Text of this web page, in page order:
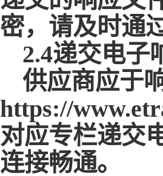
密，请及时通
2.4递交电子
供应商应于
https://
对应专栏递交
连接畅通。